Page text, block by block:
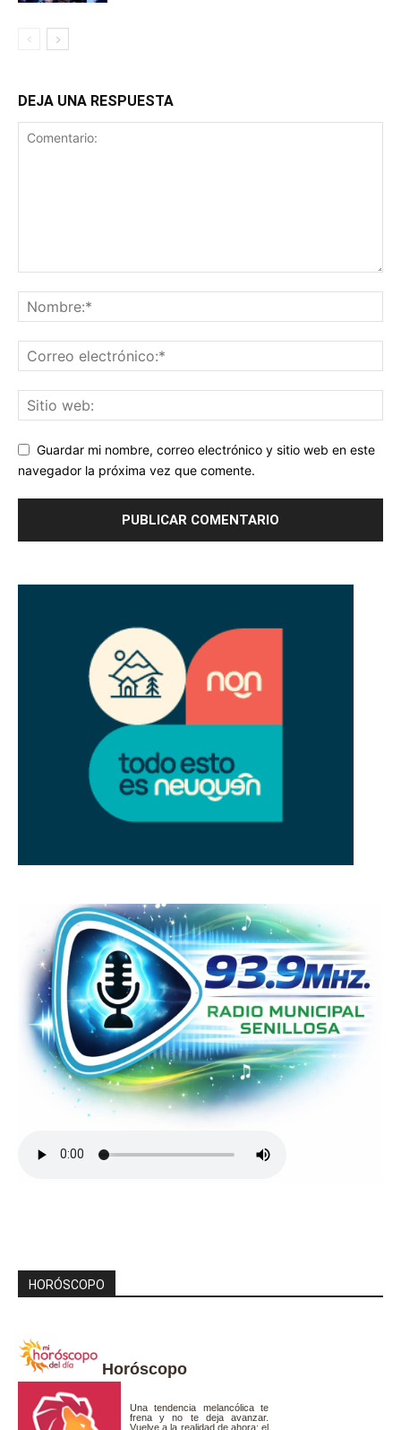
DEJA UNA RESPUESTA
Guardar mi nombre, correo electrónico y sitio web en este
navegador la próxima vez que comente.
HORÓSCOPO
Horóscopo